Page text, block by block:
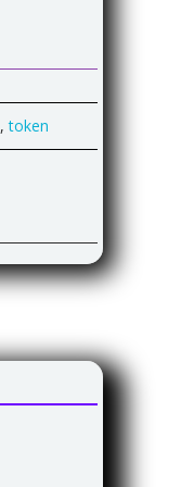
,token